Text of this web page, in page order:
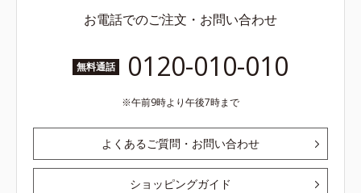
お電話でのご注文・お問い合わせ
無料通話 0120-010-010
午前9時より午後7時まで
よくあるご質問・お問い合わせ
ショッピングガイド